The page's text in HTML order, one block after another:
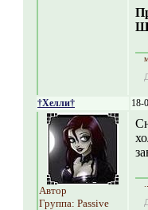
†Хелли† 18-
Автор
Группа: Passive